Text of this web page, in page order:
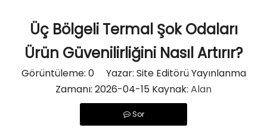
Üç Bölgeli Termal Şok Odaları
Ürün Güvenilirliğini Nasıl Artırır?
Görüntüleme: 0Yazar: Site Editörü Yayınlanma
Zamanı: 2026-04-15 Kaynak: Alan
Sor